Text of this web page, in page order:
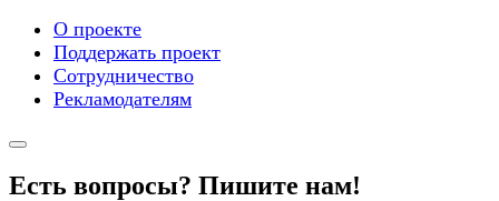
О проекте
Поддержать проект
Сотрудничество
Рекламодателям
Есть вопросы? Пишите нам!